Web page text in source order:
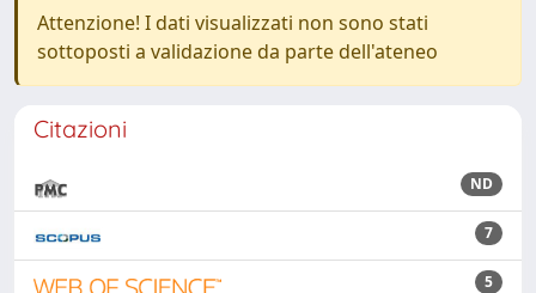
Attenzione! I dati visualizzati non sono stati
sottoposti a validazione da parte dell'ateneo
Citazioni
ND
7
5